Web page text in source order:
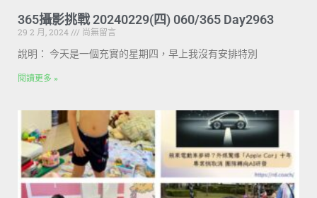
365攝影挑戰 20240229(四) 060/365 Day2963
29 2 月, 2024
尚無留言
說明： 今天是一個充實的星期四，早上我沒有安排特別
閱讀更多 »